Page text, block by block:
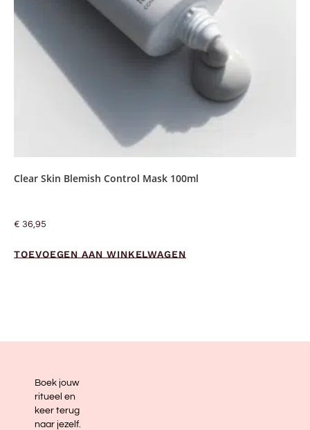
Clear Skin Blemish Control Mask 100ml
€ 36,95
TOEVOEGEN AAN WINKELWAGEN
Boek jouw
ritueel en
keer terug
naar jezelf.